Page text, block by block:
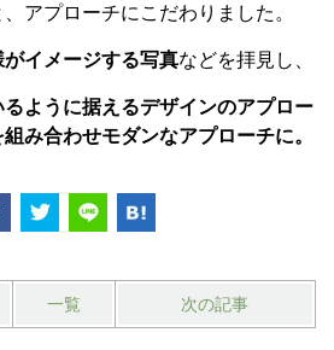
アプローチにこだわりました。
がイメージする写真などを拝見し、
ように据えるデザインのアプロー
み合わせモダンなアプローチに。
一覧 次の記事